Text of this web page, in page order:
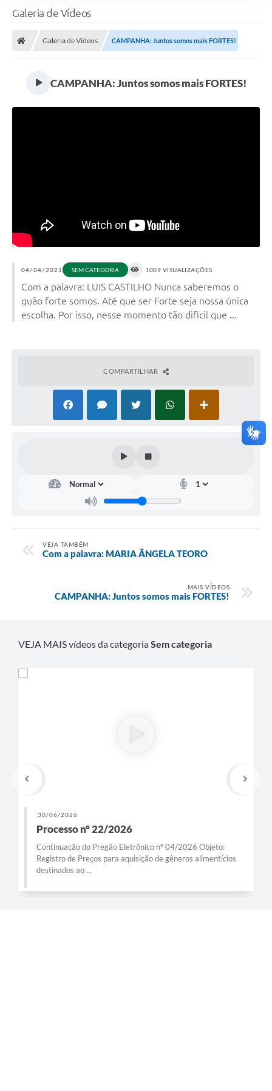
Galeria de Vídeos
Galeria de Vídeos CAMPANHA: Juntos somos mais FORTES!
CAMPANHA: Juntos somos mais FORTES!
04/04/2021 SEM CATEGORIA 1009 VISUALIZAÇÕES
Com a palavra: LUIS CASTILHO Nunca saberemos o
quão forte somos. Até que ser Forte seja nossa única
escolha. Por isso, nesse momento tão difícil que ...
COMPARTILHAR
VEJA TAMBÉM
Com a palavra: MARIA ÂNGELA TEORO
MAIS VÍDEOS
CAMPANHA: Juntos somos mais FORTES!
VEJA MAIS vídeos da categoriaSem categoria
30/06/2026
Processo n° 22/2026
Continuação do Pregão Eletrônico nº 04/2026 Objeto:
Registro de Preços para aquisição de gêneros alimentícios
destinados ao ...